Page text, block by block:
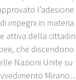
impegni in
attiva della
che
Nazioni Unite su